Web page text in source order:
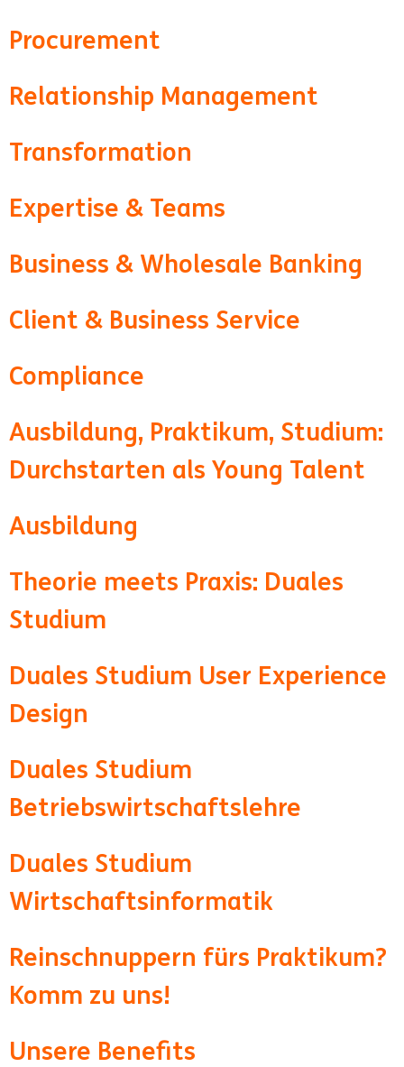
Procurement
Relationship Management
Transformation
Expertise & Teams
Business & Wholesale Banking
Client & Business Service
Compliance
Ausbildung, Praktikum, Studium:
Durchstarten als Young Talent
Ausbildung
Theorie meets Praxis: Duales
Studium
Duales Studium User Experience
Design
Duales Studium
Betriebswirtschaftslehre
Duales Studium
Wirtschaftsinformatik
Reinschnuppern fürs Praktikum?
Komm zu uns!
Unsere Benefits